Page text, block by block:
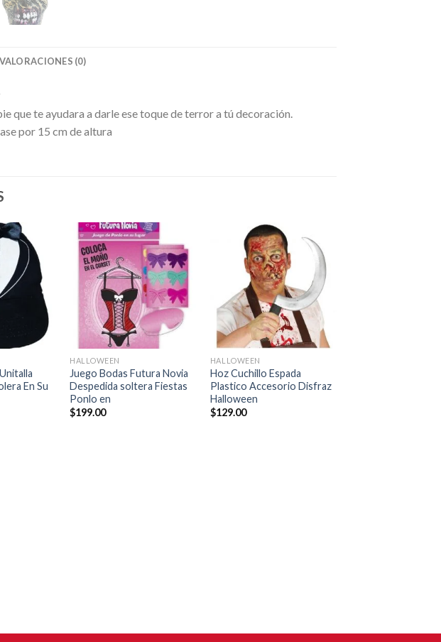
VALORACIONES (0)
que te ayudara a darle ese toque de terror a tú decoración.
por 15 cm de altura
Añadir
a la
lista de
deseos
En Su
Añadir
a la
lista de
deseos
HALLOWEEN
Juego Bodas Futura Novia
Despedida soltera Fiestas
Ponlo en
$199.00
Añadir
a la
lista de
deseos
+
HALLOWEEN
Hoz Cuchillo Espada
Plastico Accesorio Disfraz
Halloween
$129.00